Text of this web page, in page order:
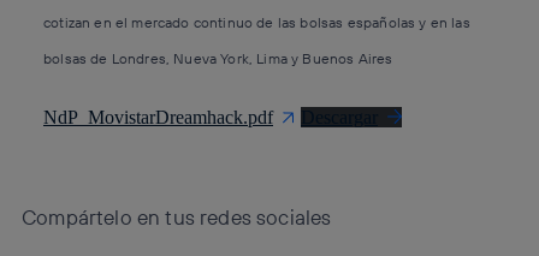
cotizan en el mercado continuo de las bolsas españolas y en las
bolsas de Londres, Nueva York, Lima y Buenos Aires
NdP_MovistarDreamhack.pdf Descargar
Compártelo en tus redes sociales